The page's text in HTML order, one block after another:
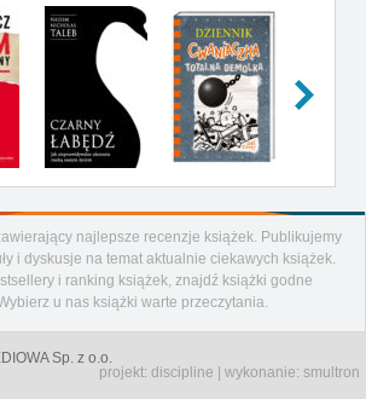
najlepsze recenzje książek. Publikujemy
i dyskusje na temat aktualnie ciekawych książek.
i ranking książek, znajdź książki godne
u nas książki warte przeczytania.
Sp. z o.o.
projekt: discipline | wykonanie: smultron